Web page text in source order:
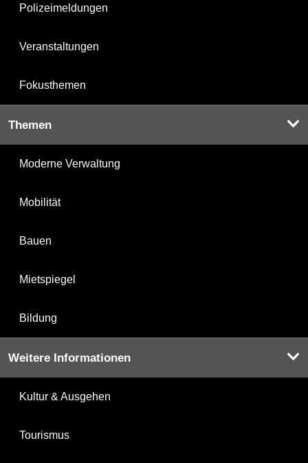
Polizeimeldungen
Veranstaltungen
Fokusthemen
Themen
Moderne Verwaltung
Mobilität
Bauen
Mietspiegel
Bildung
Weitere Informationen
Kultur & Ausgehen
Tourismus